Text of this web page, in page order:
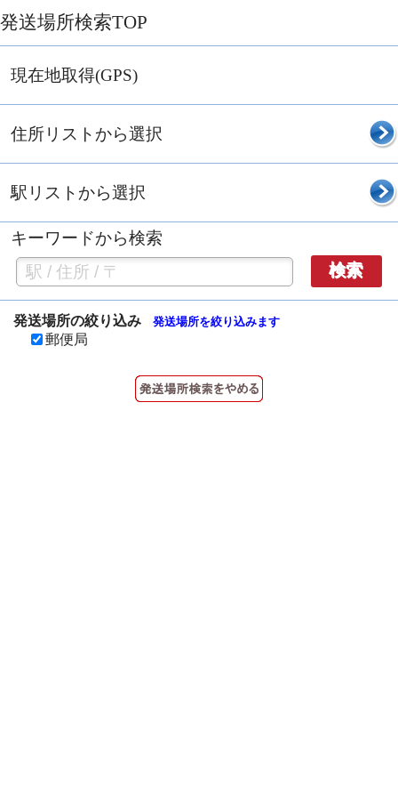
発送場所検索TOP
現在地取得(GPS)
住所リストから選択
駅リストから選択
キーワードから検索
検索
発送場所の絞り込み 発送場所を絞り込みます
郵便局